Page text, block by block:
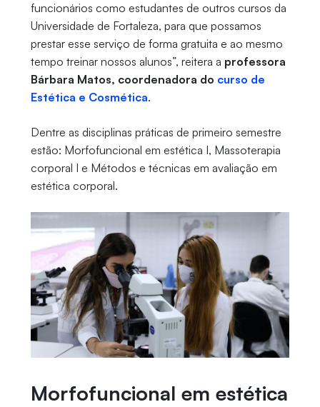
funcionários como estudantes de outros cursos da
Universidade de Fortaleza, para que possamos
prestar esse serviço de forma gratuita e ao mesmo
tempo treinar nossos alunos”, reitera a professora
Bárbara Matos, coordenadora do curso de
Estética e Cosmética.
Dentre as disciplinas práticas de primeiro semestre
estão: Morfofuncional em estética I, Massoterapia
corporal I e Métodos e técnicas em avaliação em
estética corporal.
Morfofuncional em estética